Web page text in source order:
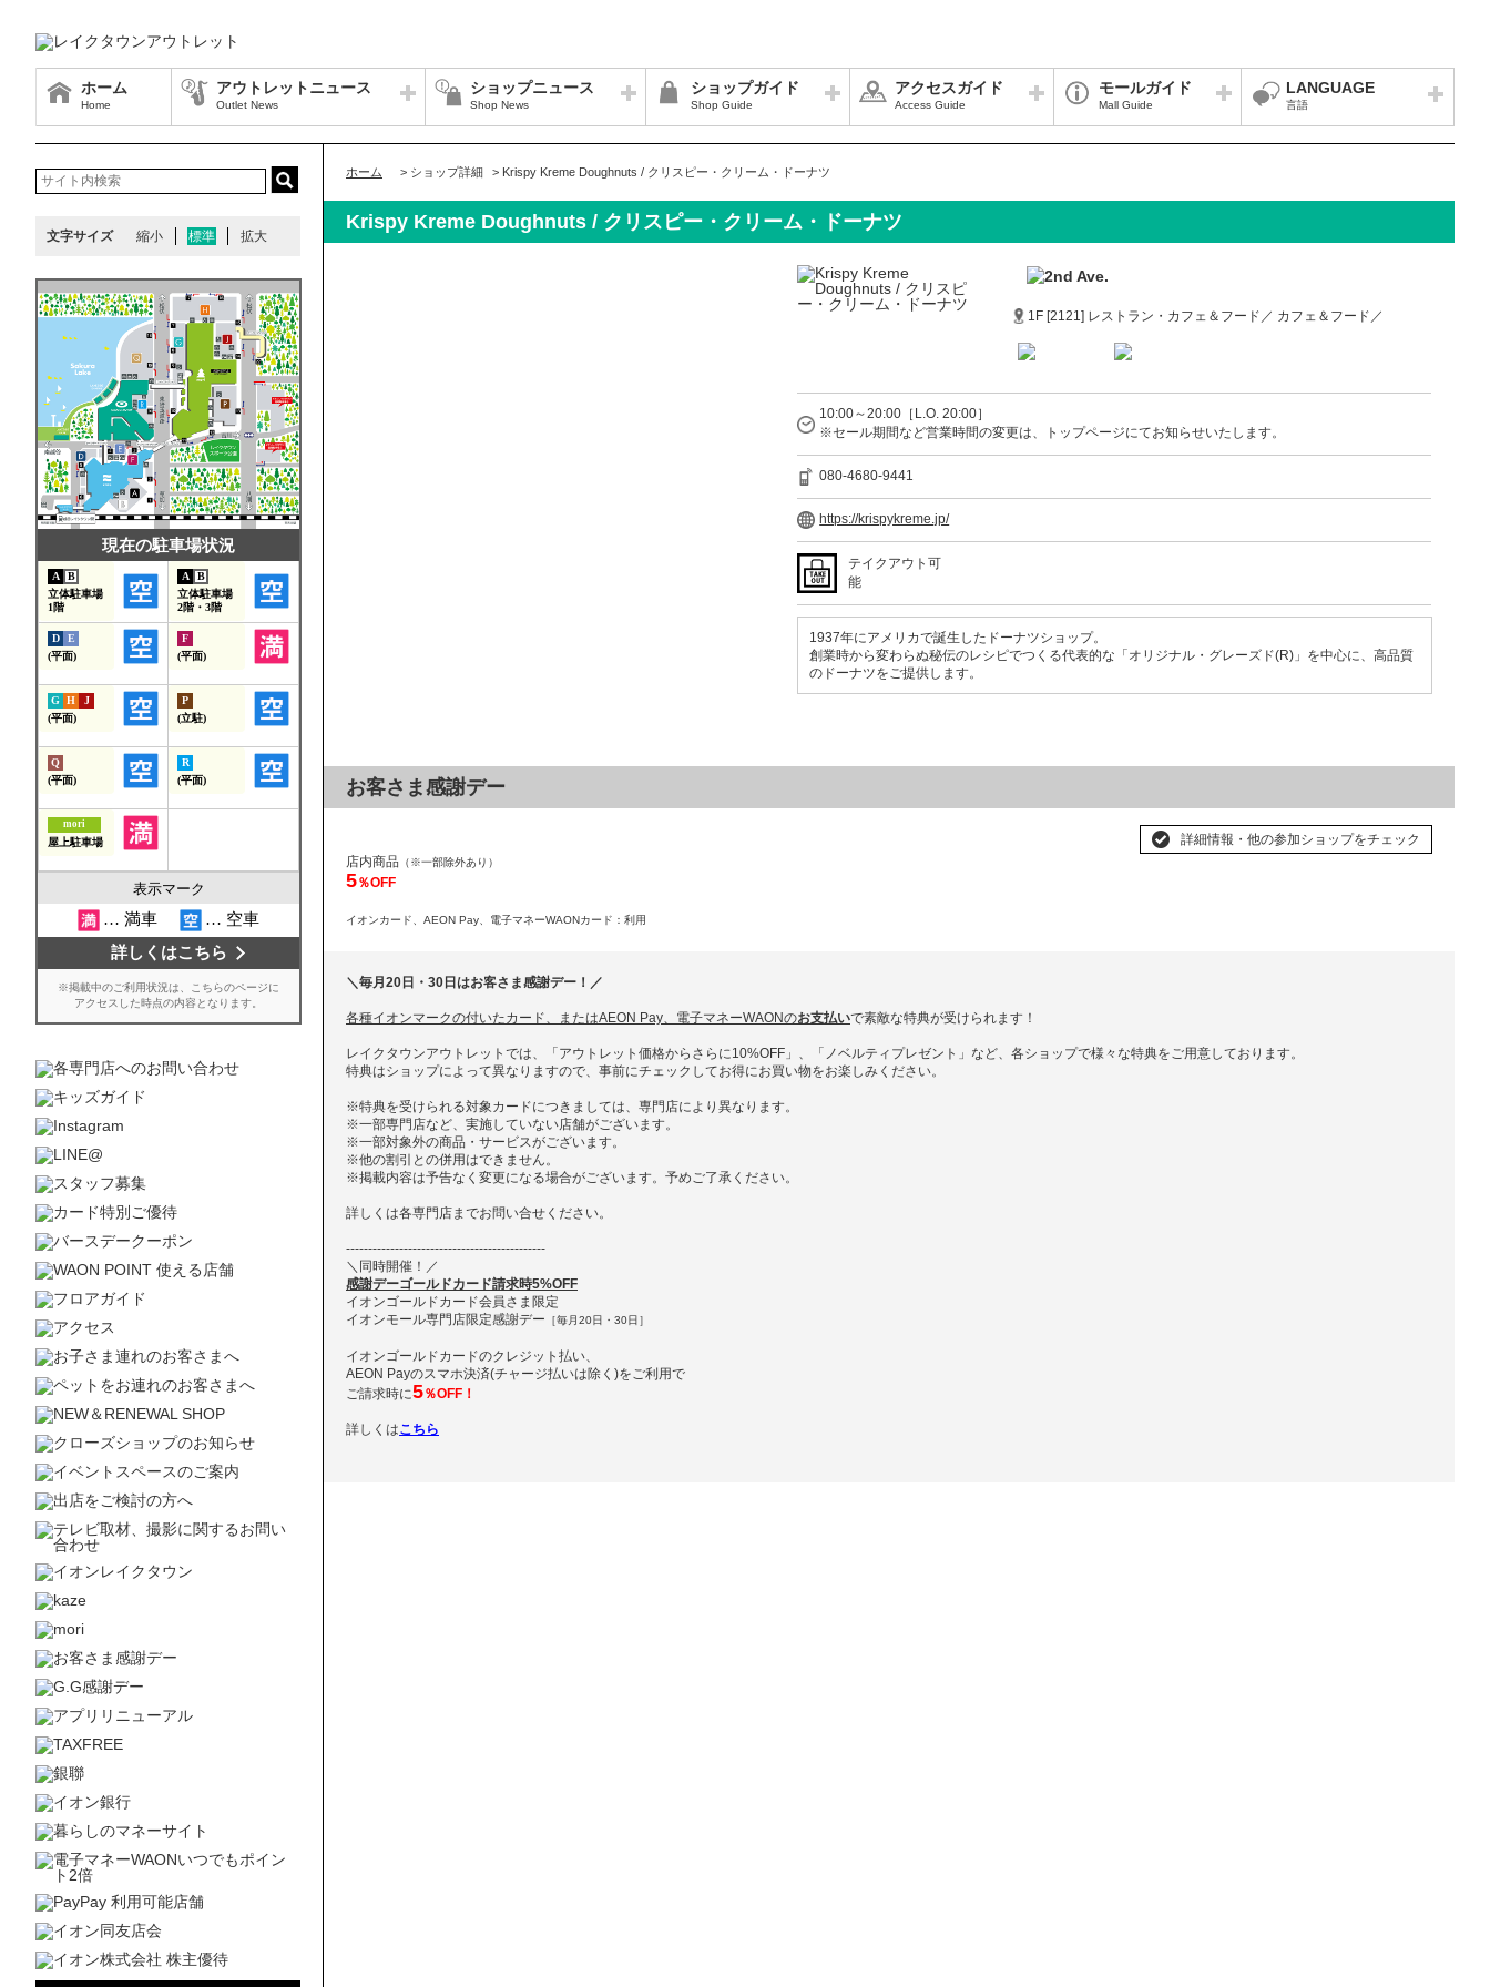
ホーム
Home
アウトレットニュース
Outlet News
ショップニュース
Shop News
ショップガイド
Shop Guide
アクセスガイド
Access Guide
モールガイド
Mall Guide
LANGUAGE
言語
ホーム > ショップ詳細 > Krispy Kreme Doughnuts / クリスピー・クリーム・ドーナツ
Krispy Kreme Doughnuts / クリスピー・クリーム・ドーナツ
1F [2121] レストラン・カフェ＆フード／ カフェ＆フード／
10:00～20:00［L.O. 20:00］
※セール期間など営業時間の変更は、トップページにてお知らせいたします。
080-4680-9441
https://krispykreme.jp/
テイクアウト可
能
1937年にアメリカで誕生したドーナツショップ。
創業時から変わらぬ秘伝のレシピでつくる代表的な「オリジナル・グレーズド(R)」を中心に、高品質
のドーナツをご提供します。
お客さま感謝デー
店内商品 （※一部除外あり）
5％OFF
イオンカード、AEON Pay、 電子マネーWAONカード ：利用
＼毎月20日・30日はお客さま感謝デー！／
各種イオンマークの付いたカード、またはAEON Pay、電子マネーWAONのお支払いで素敵な特典が受けられます！
レイクタウンアウトレットでは、「アウトレット価格からさらに10%OFF」、「ノベルティプレゼント」など、各ショップで様々な特典をご用意しております。
特典はショップによって異なりますので、事前にチェックしてお得にお買い物をお楽しみください。
※特典を受けられる対象カードにつきましては、専門店により異なります。
※一部専門店など、実施していない店舗がございます。
※一部対象外の商品・サービスがございます。
※他の割引との併用はできません。
※掲載内容は予告なく変更になる場合がございます。予めご了承ください。
詳しくは各専門店までお問い合せください。
---------------------------------------------
＼同時開催！／
感謝デーゴールドカード請求時5%OFF
イオンゴールドカード会員さま限定
イオンモール専門店限定感謝デー ［毎月20日・30日］
イオンゴールドカードのクレジット払い、
AEON Payのスマホ決済(チャージ払いは除く)をご利用で
ご請求時に5％OFF！
詳しくはこちら
詳細情報・他の参加ショップをチェック
文字サイズ 縮小 標準 拡大